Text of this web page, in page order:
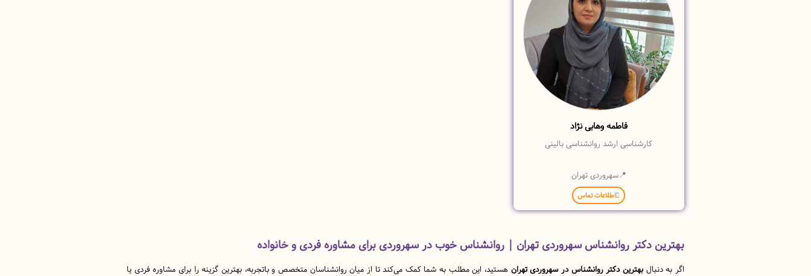
فاطمه وهابی نژاد
کارشناسی ارشد روانشناسی بالینی
📍سهروردی تهران
اطلاعات تماس
بهترین دکتر روانشناس سهروردی تهران | روانشناس خوب در سهروردی برای مشاوره فردی و خانواده
اگر به دنبال بهترین دکتر روانشناس در سهروردی تهران هستید، این مطلب به شما کمک می‌کند تا از میان روانشناسان متخصص و باتجربه، بهترین گزینه را برای مشاوره فردی یا